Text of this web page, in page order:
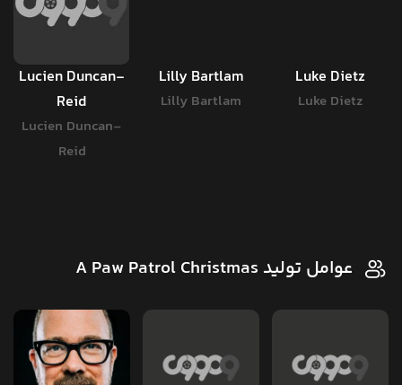
Luke Dietz
Luke Dietz
Lilly Bartlam
Lilly Bartlam
Lucien Duncan-
Reid
Lucien Duncan-
Reid
عوامل تولید A Paw Patrol Christmas